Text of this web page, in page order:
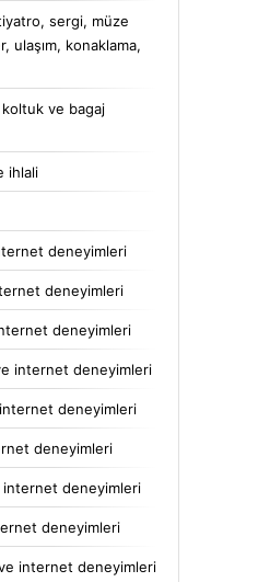
sergi, müze
ulaşım, konaklama,
ve bagaj
ihlali
deneyimleri
deneyimleri
deneyimleri
internet deneyimleri
deneyimleri
deneyimleri
internet deneyimleri
deneyimleri
internet deneyimleri